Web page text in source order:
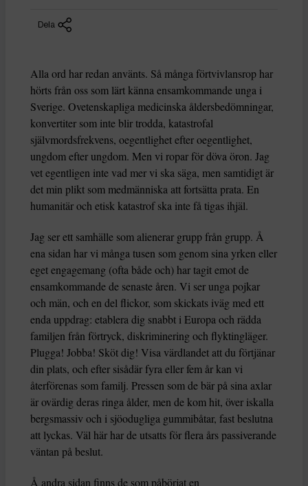
Dela
Alla ord har redan använts. Så många förtvivlansrop har
hörts från oss som lärt känna ensamkommande unga i
Sverige. Ovetenskapliga medicinska åldersbedömningar,
konvertiter som inte blir trodda, katastrofal
självmordsfrekvens, oegentlighet efter oegentlighet,
ungdom efter ungdom. Men vi ropar för döva öron. Jag
vet egentligen inte vad mer vi ska säga, men samtidigt är
det min plikt som medmänniska att fortsätta prata. En
humanitär och etisk katastrof ska inte få tigas ihjäl.
Jag ser ett samhälle som alienerar grupp från grupp. Å
ena sidan har vi många tusen som genom sina yrken eller
eget engagemang (ofta både och) har tagit emot de
ensamkommande de senaste åren. Vi ser unga pojkar
och män, och en del flickor, som skickats iväg med ett
enda uppdrag: etablera dig snabbt i Europa och rädda
familjen från förtryck, diskriminering och flyktingläger.
Plugga! Jobba! Sköt dig! Visa värdlandet att du förtjänar
din plats, och efter sisådär fyra eller fem år kan vi
återförenas som familj. Pressen som de bär på sina axlar
är ovärdig deras ringa ålder, men de kom hit, över iskalla
bergsmassiv och i sjöodugliga gummibåtar, fast beslutna
att lyckas. Väl här har de utsatts för flera års passiverande
väntan på beslut.
Å andra sidan finns de som påbörjat en